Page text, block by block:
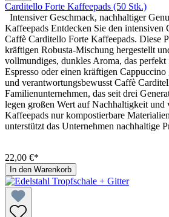
Carditello Forte Kaffeepads (50 Stk.)
Intensiver Geschmack, nachhaltiger
Kaffeepads Entdecken Sie den intensiven
Caffè Carditello Forte Kaffeepads. Diese
kräftigen Robusta-Mischung hergestellt
vollmundiges, dunkles Aroma, das perfekt
Espresso oder einen kräftigen
und verantwortungsbewusst Caffè
Familienunternehmen, das seit drei
legen großen Wert auf Nachhaltigkeit und
Kaffeepads nur kompostierbare
unterstützt das Unternehmen nachhaltige
22,00 €*
In den Warenkorb